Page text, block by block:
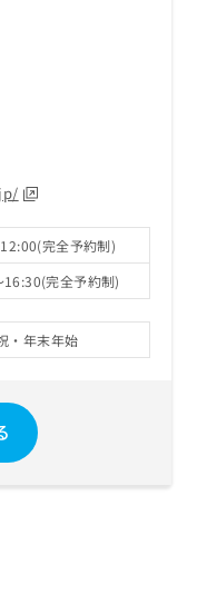
完全予約制)
完全予約制)
・年末年始